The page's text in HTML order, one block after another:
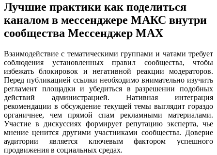
Лучшие практики как поделиться
каналом в мессенджере МАКС внутри
сообщества Мессенджер MAX
Взаимодействие с тематическими группами и чатами требует
соблюдения установленных правил сообщества, чтобы
избежать блокировок и негативной реакции модераторов.
Перед публикацией ссылки необходимо внимательно изучить
регламент площадки и убедиться в разрешении подобных
действий администрацией. Нативная интеграция
рекомендации в обсуждение текущей темы выглядит гораздо
органичнее, чем прямой спам рекламными материалами.
Участие в дискуссиях формирует репутацию эксперта, чье
мнение ценится другими участниками сообщества. Доверие
аудитории является ключевым фактором успешного
продвижения в социальных средах.